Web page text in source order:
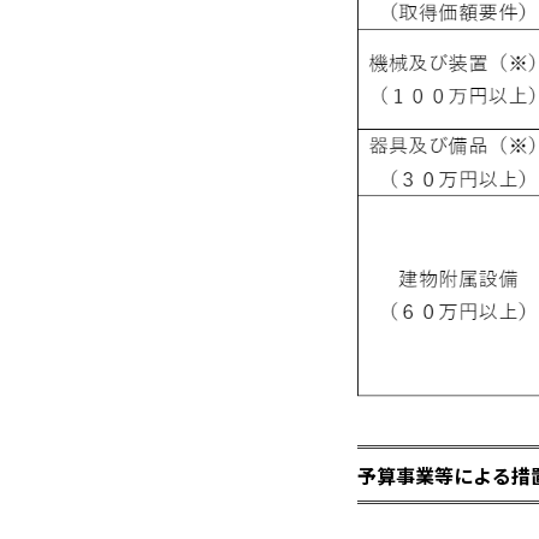
予算事業等による措